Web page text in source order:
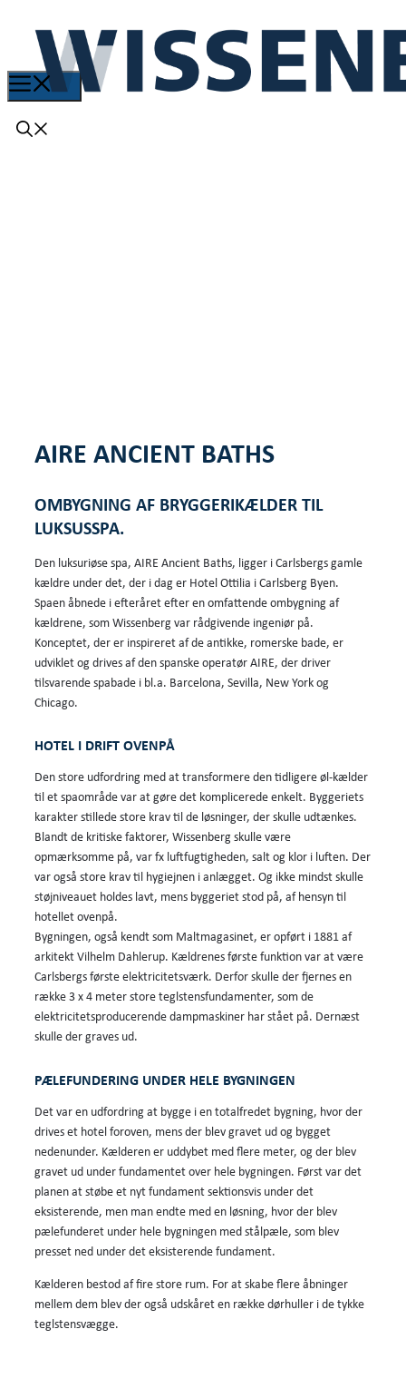
AIRE ANCIENT BATHS
OMBYGNING AF BRYGGERIKÆLDER TIL
LUKSUSSPA.
Den luksuriøse spa, AIRE Ancient Baths, ligger i Carlsbergs gamle
kældre under det, der i dag er Hotel Ottilia i Carlsberg Byen.
Spaen åbnede i efteråret efter en omfattende ombygning af
kældrene, som Wissenberg var rådgivende ingeniør på.
Konceptet, der er inspireret af de antikke, romerske bade, er
udviklet og drives af den spanske operatør AIRE, der driver
tilsvarende spabade i bl.a. Barcelona, Sevilla, New York og
Chicago.
HOTEL I DRIFT OVENPÅ
Den store udfordring med at transformere den tidligere øl-kælder
til et spaområde var at gøre det komplicerede enkelt. Byggeriets
karakter stillede store krav til de løsninger, der skulle udtænkes.
Blandt de kritiske faktorer, Wissenberg skulle være
opmærksomme på, var fx luftfugtigheden, salt og klor i luften. Der
var også store krav til hygiejnen i anlægget. Og ikke mindst skulle
støjniveauet holdes lavt, mens byggeriet stod på, af hensyn til
hotellet ovenpå.
Bygningen, også kendt som Maltmagasinet, er opført i 1881 af
arkitekt Vilhelm Dahlerup. Kældrenes første funktion var at være
Carlsbergs første elektricitetsværk. Derfor skulle der fjernes en
række 3 x 4 meter store teglstensfundamenter, som de
elektricitetsproducerende dampmaskiner har stået på. Dernæst
skulle der graves ud.
PÆLEFUNDERING UNDER HELE BYGNINGEN
Det var en udfordring at bygge i en totalfredet bygning, hvor der
drives et hotel foroven, mens der blev gravet ud og bygget
nedenunder. Kælderen er uddybet med flere meter, og der blev
gravet ud under fundamentet over hele bygningen. Først var det
planen at støbe et nyt fundament sektionsvis under det
eksisterende, men man endte med en løsning, hvor der blev
pælefunderet under hele bygningen med stålpæle, som blev
presset ned under det eksisterende fundament.
Kælderen bestod af fire store rum. For at skabe flere åbninger
mellem dem blev der også udskåret en række dørhuller i de tykke
teglstensvægge.